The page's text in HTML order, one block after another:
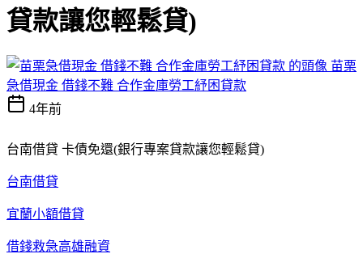
貸款讓您輕鬆貸)
苗栗
急借現金 借錢不難 合作金庫勞工紓困貸款
4年前
台南借貸 卡債免還(銀行專案貸款讓您輕鬆貸)
台南借貸
宜蘭小額借貸
借錢救急高雄融資